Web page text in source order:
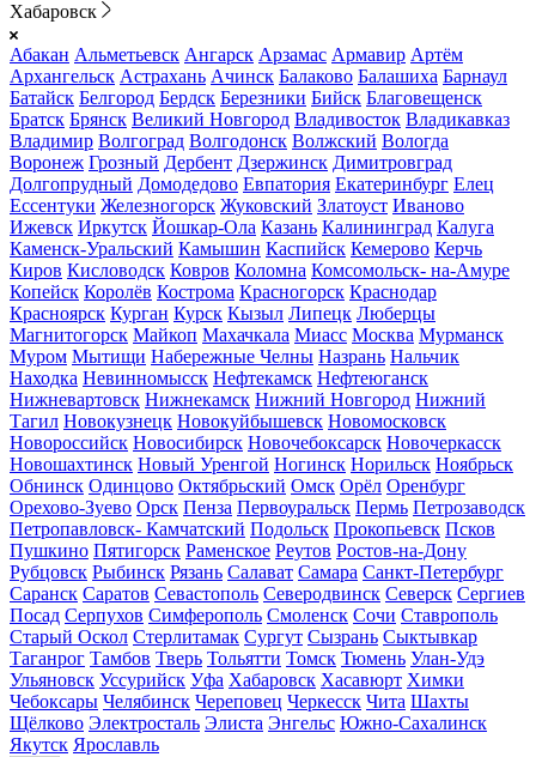
Хабаровск
Абакан Альметьевск Ангарск Арзамас Армавир Артём
Архангельск Астрахань Ачинск Балаково Балашиха Барнаул
Батайск Белгород Бердск Березники Бийск Благовещенск
Братск Брянск Великий Новгород Владивосток Владикавказ
Владимир Волгоград Волгодонск Волжский Вологда
Воронеж Грозный Дербент Дзержинск Димитровград
Долгопрудный Домодедово Евпатория Екатеринбург Елец
Ессентуки Железногорск Жуковский Златоуст Иваново
Ижевск Иркутск Йошкар-Ола Казань Калининград Калуга
Каменск-Уральский Камышин Каспийск Кемерово Керчь
Киров Кисловодск Ковров Коломна Комсомольск- на-Амуре
Копейск Королёв Кострома Красногорск Краснодар
Красноярск Курган Курск Кызыл Липецк Люберцы
Магнитогорск Майкоп Махачкала Миасс Москва Мурманск
Муром Мытищи Набережные Челны Назрань Нальчик
Находка Невинномысск Нефтекамск Нефтеюганск
Нижневартовск Нижнекамск Нижний Новгород Нижний
Тагил Новокузнецк Новокуйбышевск Новомосковск
Новороссийск Новосибирск Новочебоксарск Новочеркасск
Новошахтинск Новый Уренгой Ногинск Норильск Ноябрьск
Обнинск Одинцово Октябрьский Омск Орёл Оренбург
Орехово-Зуево Орск Пенза Первоуральск Пермь Петрозаводск
Петропавловск- Камчатский Подольск Прокопьевск Псков
Пушкино Пятигорск Раменское Реутов Ростов-на-Дону
Рубцовск Рыбинск Рязань Салават Самара Санкт-Петербург
Саранск Саратов Севастополь Северодвинск Северск Сергиев
Посад Серпухов Симферополь Смоленск Сочи Ставрополь
Старый Оскол Стерлитамак Сургут Сызрань Сыктывкар
Таганрог Тамбов Тверь Тольятти Томск Тюмень Улан-Удэ
Ульяновск Уссурийск Уфа Хабаровск Хасавюрт Химки
Чебоксары Челябинск Череповец Черкесск Чита Шахты
Щёлково Электросталь Элиста Энгельс Южно-Сахалинск
Якутск Ярославль